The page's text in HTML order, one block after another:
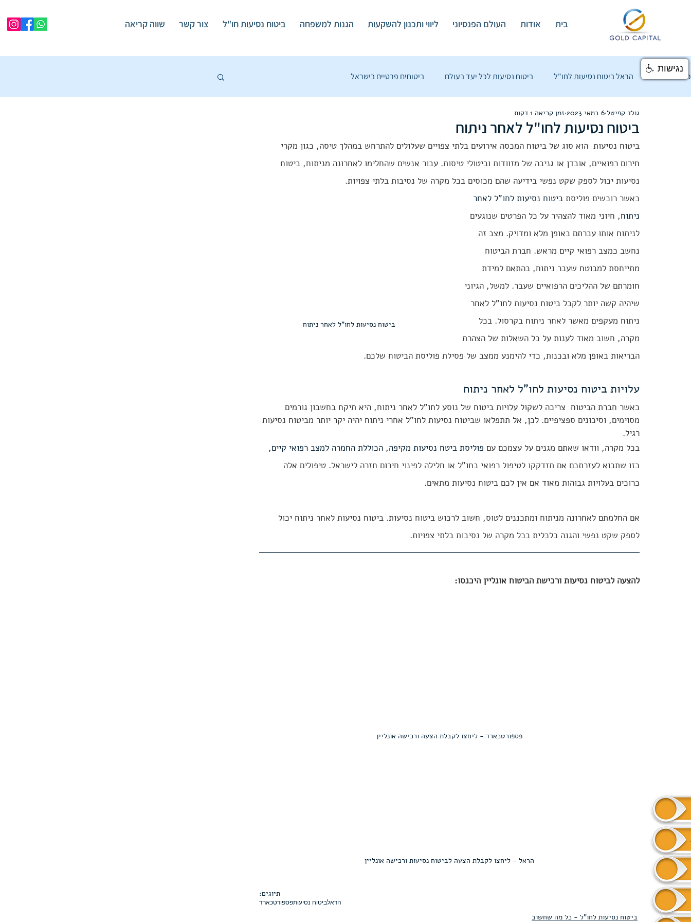
בית אודות העולם הפנסיוני ליווי ותכנון להשקעות הגנות למשפחה ביטוח נסיעות חו"ל צור קשר שווה קריאה
כל הפוסטים הראל ביטוח נסיעות לחו"ל ביטוח נסיעות לכל יעד בעולם ביטוחים פרטיים בישראל
ביטוח נסיעות לחו"ל - כל מה שחשוב העולם הפנסיוני
ניהול תיק השקעות קופת גמל להשקעה דסק האנליזה - ניתוחים פיננסיים
ביטוח נסיעות לחו"ל לאחר ניתוח
גולד קפיטל 6 במאי 2023 זמן קריאה 1 דקות
ביטוח נסיעות  הוא סוג של ביטוח המכסה אירועים בלתי צפויים שעלולים להתרחש במהלך טיסה, כגון מקרי
חירום רפואיים, אובדן או גניבה של מזוודות וביטולי טיסות. עבור אנשים שהחלימו לאחרונה מניתוח, ביטוח
נסיעות יכול לספק שקט נפשי בידיעה שהם מכוסים בכל מקרה של נסיבות בלתי צפויות.
ביטוח נסיעות לחו"ל לאחר ניתוח
כאשר רוכשים פוליסת ביטוח נסיעות לחו"ל לאחר
ניתוח, חיוני מאוד להצהיר על כל הפרטים שנוגעים
לניתוח אותו עברתם באופן מלא ומדויק. מצב זה
נחשב כמצב רפואי קיים מראש. חברת הביטוח
מתייחסת למבוטח שעבר ניתוח, בהתאם למידת
חומרתם של ההליכים הרפואיים שעבר. למשל, הגיוני
שיהיה קשה יותר לקבל ביטוח נסיעות לחו"ל לאחר
ניתוח מעקפים מאשר לאחר ניתוח בקרסול. בכל
מקרה, חשוב מאוד לענות על כל השאלות של הצהרת
הבריאות באופן מלא ובכנות, כדי להימנע ממצב של פסילת פוליסת הביטוח שלכם.
עלויות ביטוח נסיעות לחו"ל לאחר ניתוח
כאשר חברת הביטוח  צריכה לשקול עלויות ביטוח של נוסע לחו"ל לאחר ניתוח, היא תיקח בחשבון גורמים
מסוימים, וסיכונים ספציפיים. לכן, אל תתפלאו שביטוח נסיעות לחו"ל אחרי ניתוח יהיה יקר יותר מביטוח נסיעות
רגיל.
בכל מקרה, וודאו שאתם מגנים על עצמכם עם פוליסת ביטח נסיעות מקיפה, הכוללת החמרה למצב רפואי קיים,
כזו שתבוא לעזרתכם אם תזדקקו לטיפול רפואי בחו"ל או חלילה לפינוי חירום חזרה לישראל. טיפולים אלה
כרוכים בעלויות גבוהות מאוד אם אין לכם ביטוח נסיעות מתאים.
אם החלמתם לאחרונה מניתוח ומתכננים לטוס, חשוב לרכוש ביטוח נסיעות. ביטוח נסיעות לאחר ניתוח יכול
לספק שקט נפשי והגנה כלכלית בכל מקרה של נסיבות בלתי צפויות.
להצעה לביטוח נסיעות ורכישת הביטוח אונליין היכנסו:
פספורטכארד - ליחצו לקבלת הצעה ורכישה אונליין
הראל - ליחצו לקבלת הצעה לביטוח נסיעות ורכישה אונליין
תיוגים:
הראלביטוח נסיעותפספורטכארד
ביטוח נסיעות לחו"ל - כל מה שחשוב
נגישות